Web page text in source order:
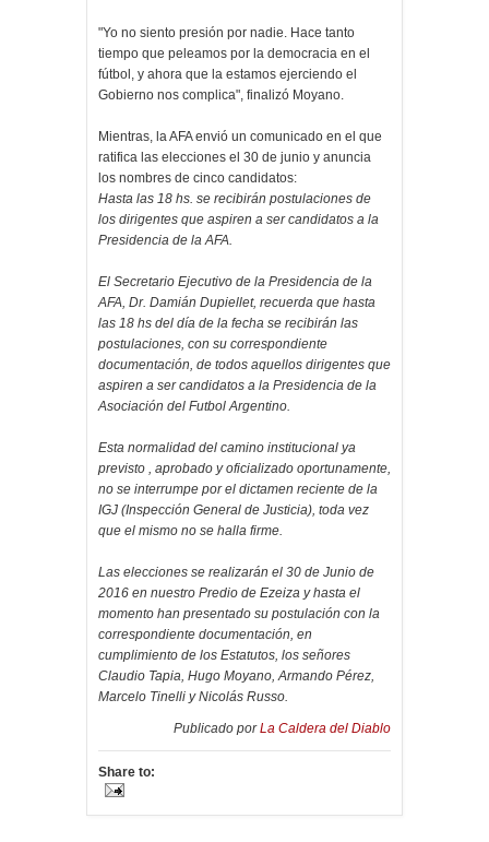
"Yo no siento presión por nadie. Hace tanto
tiempo que peleamos por la democracia en el
fútbol, y ahora que la estamos ejerciendo el
Gobierno nos complica", finalizó Moyano.
Mientras, la AFA envió un comunicado en el que
ratifica las elecciones el 30 de junio y anuncia
los nombres de cinco candidatos:
Hasta las 18 hs. se recibirán postulaciones de
los dirigentes que aspiren a ser candidatos a la
Presidencia de la AFA.
El Secretario Ejecutivo de la Presidencia de la
AFA, Dr. Damián Dupiellet, recuerda que hasta
las 18 hs del día de la fecha se recibirán las
postulaciones, con su correspondiente
documentación, de todos aquellos dirigentes que
aspiren a ser candidatos a la Presidencia de la
Asociación del Futbol Argentino.
Esta normalidad del camino institucional ya
previsto , aprobado y oficializado oportunamente,
no se interrumpe por el dictamen reciente de la
IGJ (Inspección General de Justicia), toda vez
que el mismo no se halla firme.
Las elecciones se realizarán el 30 de Junio de
2016 en nuestro Predio de Ezeiza y hasta el
momento han presentado su postulación con la
correspondiente documentación, en
cumplimiento de los Estatutos, los señores
Claudio Tapia, Hugo Moyano, Armando Pérez,
Marcelo Tinelli y Nicolás Russo.
Publicado porLa Caldera del Diablo
Share to: